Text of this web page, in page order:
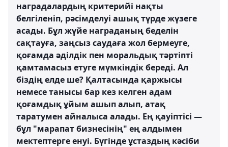
наградалардың критерийі нақты
белгіленіп, рәсімделуі ашық түрде жүзеге
асады. Бұл жүйе награданың беделін
сақтауға, заңсыз саудаға жол бермеуге,
қоғамда әділдік пен моральдық тәртіпті
қамтамасыз етуге мүмкіндік береді. Ал
біздің елде ше? Қалтасында қаржысы
немесе танысы бар кез келген адам
қоғамдық ұйым ашып алып, атақ
таратумен айналыса алады. Ең қауіптісі —
бұл "марапат бизнесінің" ең алдымен
мектептерге енуі. Бүгінде ұстаздың кәсіби